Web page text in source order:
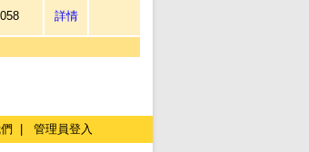
詳情
管理員登入